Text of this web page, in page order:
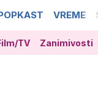
VREME
TV Zanimivosti